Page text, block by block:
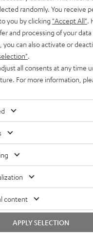
GO, MOTIV® GO 2 &
randomly. You receive
you by clicking "Accept All"
and processing of your
you can also activate or
all consents at any
For more information,
content
APPLY SELECTION